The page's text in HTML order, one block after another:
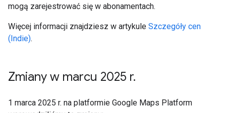
mogą zarejestrować się w abonamentach.
Więcej informacji znajdziesz w artykule Szczegóły cen
(Indie).
Zmiany w marcu 2025 r.
1 marca 2025 r. na platformie Google Maps Platform